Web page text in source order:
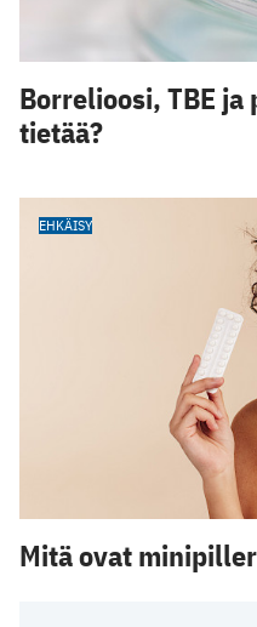
Borrelioosi, TBE
tietää?
EHKÄISY
Mitä ovat